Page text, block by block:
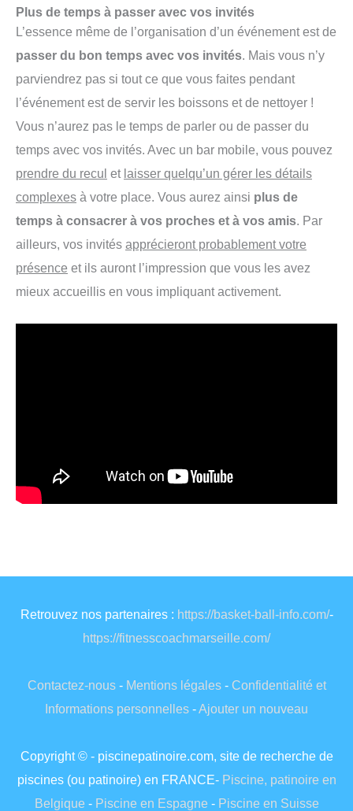
Plus de temps à passer avec vos invités
L’essence même de l’organisation d’un événement est de
passer du bon temps avec vos invités. Mais vous n’y
parviendrez pas si tout ce que vous faites pendant
l’événement est de servir les boissons et de nettoyer !
Vous n’aurez pas le temps de parler ou de passer du
temps avec vos invités. Avec un bar mobile, vous pouvez
prendre du recul et laisser quelqu’un gérer les détails
complexes à votre place. Vous aurez ainsi plus de
temps à consacrer à vos proches et à vos amis. Par
ailleurs, vos invités apprécieront probablement votre
présence et ils auront l’impression que vous les avez
mieux accueillis en vous impliquant activement.
Retrouvez nos partenaires : https://basket-ball-info.com/-
https://fitnesscoachmarseille.com/
Contactez-nous- Mentions légales- Confidentialité et
Informations personnelles - Ajouter un nouveau
Copyright © - piscinepatinoire.com, site de recherche de
piscines (ou patinoire) en FRANCE- Piscine, patinoire en
Belgique- Piscine en Espagne- Piscine en Suisse